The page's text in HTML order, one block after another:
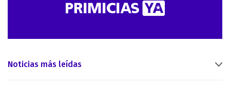
Noticias más leídas